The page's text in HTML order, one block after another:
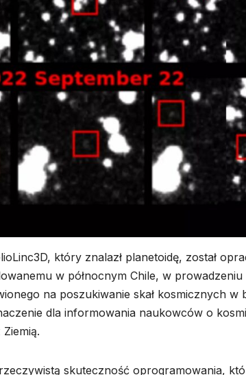
który znalazł planetoidę, został
w północnym Chile, w
na poszukiwanie skał kosmicznych
dla informowania naukowców o
skuteczność oprogramowania,